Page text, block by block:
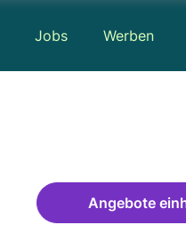
Jobs Werben
Angebote